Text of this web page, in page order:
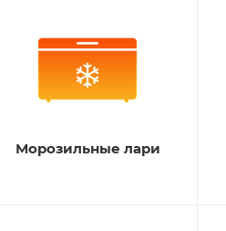
Морозильные лари